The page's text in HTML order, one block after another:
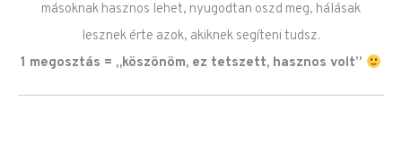
másoknak hasznos lehet, nyugodtan oszd meg, hálásak
lesznek érte azok, akiknek segíteni tudsz.
1 megosztás = „köszönöm, ez tetszett, hasznos volt”